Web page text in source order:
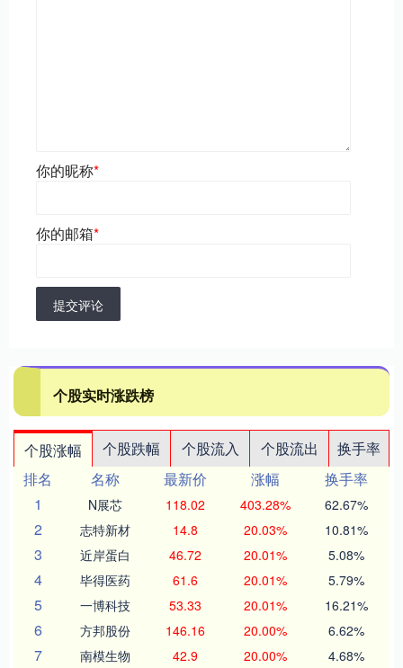
你的昵称*
你的邮箱*
提交评论
个股实时涨跌榜
个股涨幅 个股跌幅 个股流入 个股流出
换手率
排名
名称 最新价 涨幅
换手率
1
N展芯 118.02 403.28% 62.67%
2 志特新材 14.8 20.03% 10.81%
3 近岸蛋白 46.72 20.01% 5.08%
4 毕得医药 61.6 20.01% 5.79%
5 一博科技 53.33 20.01% 16.21%
6 方邦股份 146.16 20.00% 6.62%
7 南模生物 42.9 20.00% 4.68%